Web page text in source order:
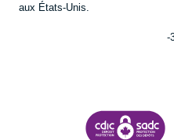
aux États-Unis.
-
SOCIÉTÉ